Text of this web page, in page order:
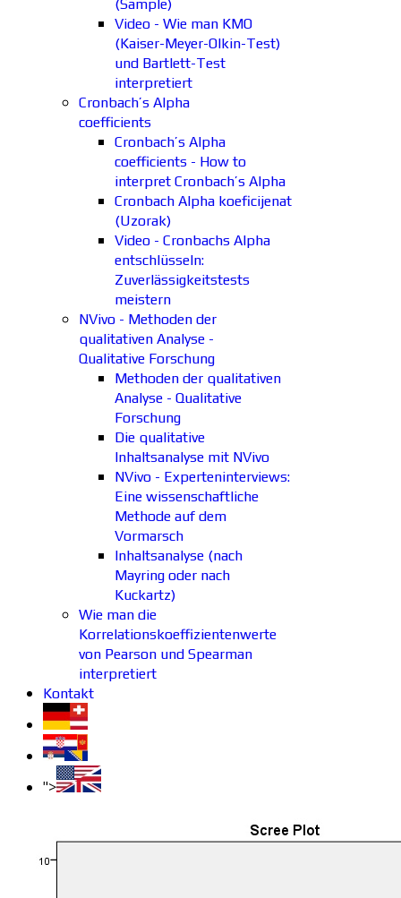
(Sample)
Video - Wie man KMO
(Kaiser-Meyer-Olkin-Test)
und Bartlett-Test
interpretiert
Cronbach’s Alpha
coefficients
Cronbach’s Alpha
coefficients - How to
interpret Cronbach’s Alpha
Cronbach Alpha koeficijenat
(Uzorak)
Video - Cronbachs Alpha
entschlüsseln:
Zuverlässigkeitstests
meistern
NVivo - Methoden der
qualitativen Analyse -
Qualitative Forschung
Methoden der qualitativen
Analyse - Qualitative
Forschung
Die qualitative
Inhaltsanalyse mit NVivo
NVivo - Experteninterviews:
Eine wissenschaftliche
Methode auf dem
Vormarsch
Inhaltsanalyse (nach
Mayring oder nach
Kuckartz)
Wie man die
Korrelationskoeffizientenwerte
von Pearson und Spearman
interpretiert
Kontakt
">